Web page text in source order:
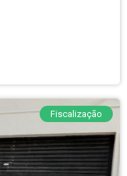
Fiscalização